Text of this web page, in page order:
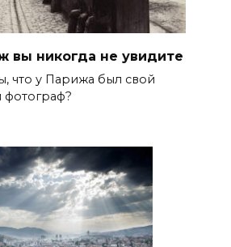
вы никогда не увидите
что у Парижа был свой